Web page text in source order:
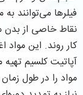
فیلرها می‌توانند
نقاط خاصی از بدن
کار روند. این مواد
آپاتیت کلسیم
مواد را در طول